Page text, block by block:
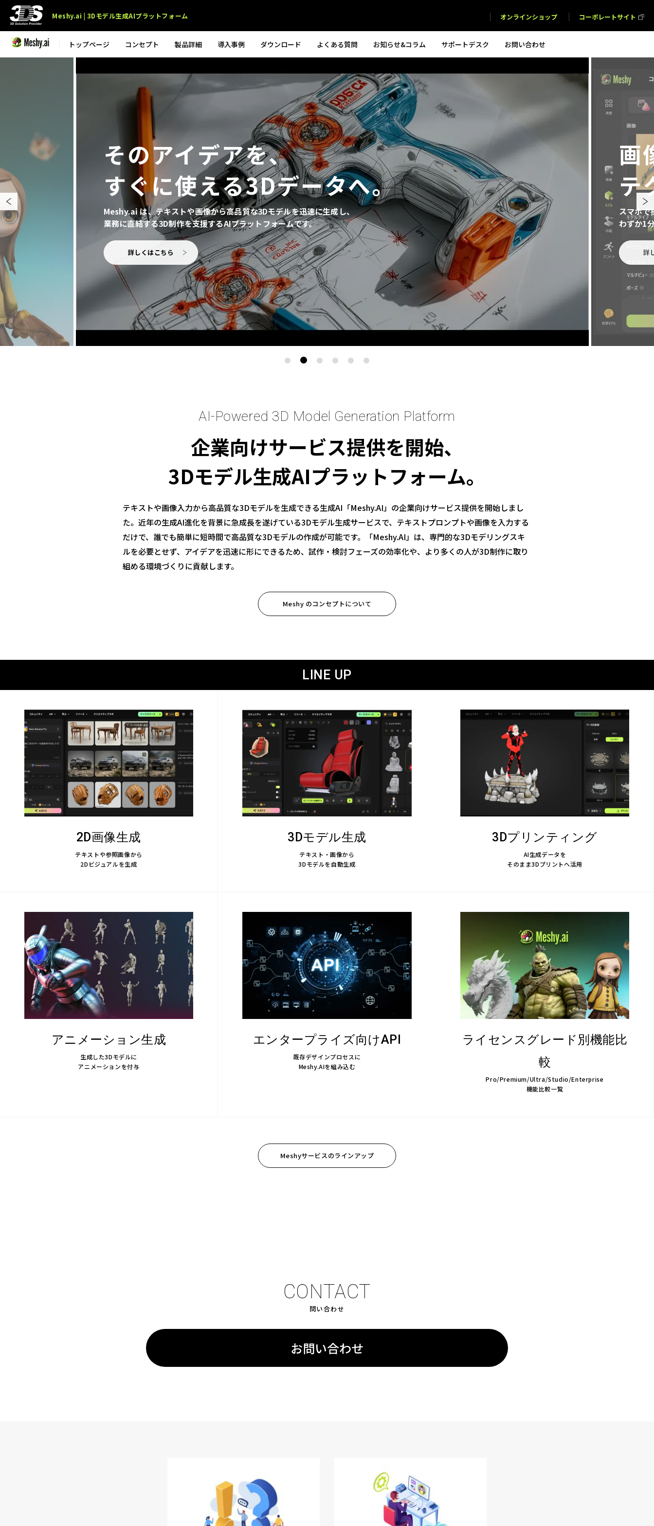
Meshy.ai | 3Dモデル生成AIプラットフォーム オンラインショップ コーポレートサイト
トップページ コンセプト 製品詳細 導入事例 ダウンロード よくある質問 お知らせ&コラム サポートデスク お問い合わせ
そのアイデアを、
すぐに使える3Dデータへ。
Meshy.ai は、テキストや画像から高品質な3Dモデルを迅速に生成し、
業務に直結する3D制作を支援するAIプラットフォームです。
詳しくはこちら
画
テ
スマホで
わずか1
詳
AI-Powered 3D Model Generation Platform
企業向けサービス提供を開始、
3Dモデル生成AIプラットフォーム。
テキストや画像入力から高品質な3Dモデルを生成できる生成AI「Meshy.AI」の企業向けサービス提供を開始しまし
た。近年の生成AI進化を背景に急成長を遂げている3Dモデル生成サービスで、テキストプロンプトや画像を入力する
だけで、誰でも簡単に短時間で高品質な3Dモデルの作成が可能です。「Meshy.AI」は、専門的な3Dモデリングスキ
ルを必要とせず、アイデアを迅速に形にできるため、試作・検討フェーズの効率化や、より多くの人が3D制作に取り
組める環境づくりに貢献します。
Meshy のコンセプトについて
LINE UP
2D画像生成
テキストや参照画像から
2Dビジュアルを生成
3Dモデル生成
テキスト・画像から
3Dモデルを自動生成
3Dプリンティング
AI生成データを
そのまま3Dプリントへ活用
アニメーション生成
生成した3Dモデルに
アニメーションを付与
エンタープライズ向けAPI
既存デザインプロセスに
Meshy.AIを組み込む
ライセンスグレード別機能比
較
Pro/Premium/Ultra/Studio/Enterprise
機能比較一覧
Meshyサービスのラインアップ
CONTACT
問い合わせ
お問い合わせ